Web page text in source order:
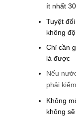
ít nhất
Tuyệt
không
Chỉ cần
là được
Nếu
phải
Không
không